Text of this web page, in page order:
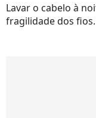
Lavar o cabelo à
fragilidade dos fios.